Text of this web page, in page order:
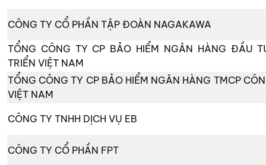
CÔNG TY CỔ PHẦN TẬP ĐOÀN NAGAKAWA
TỔNG CÔNG TY CP BẢO HIỂM NGÂN HÀNG ĐẦU
TRIỂN VIỆT NAM
TỔNG CÔNG TY CP BẢO HIỂM NGÂN HÀNG TMCP
VIỆT NAM
CÔNG TY TNHH DỊCH VỤ EB
CÔNG TY CỔ PHẦN FPT